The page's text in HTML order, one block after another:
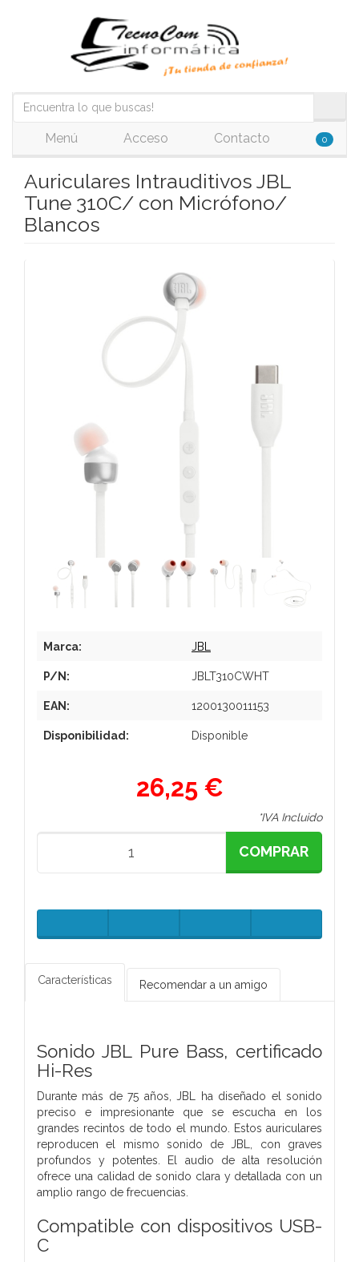
Menú Acceso Contacto 0
Auriculares Intrauditivos JBL
Tune 310C/ con Micrófono/
Blancos
Marca: JBL
P/N: JBLT310CWHT
EAN: 1200130011153
Disponibilidad: Disponible
26,25 €
*IVA Incluido
COMPRAR
Características Recomendar a un amigo
Sonido JBL Pure Bass, certificado
Hi-Res
Durante más de 75 años, JBL ha diseñado el sonido
preciso e impresionante que se escucha en los
grandes recintos de todo el mundo. Estos auriculares
reproducen el mismo sonido de JBL, con graves
profundos y potentes. El audio de alta resolución
ofrece una calidad de sonido clara y detallada con un
amplio rango de frecuencias.
Compatible con dispositivos USB-
C